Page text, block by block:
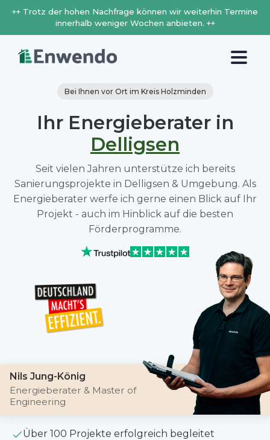
++ Trotz der hohen Nachfrage können wir weiterhin Termine
innerhalb weniger Wochen anbieten. ++
Bei Ihnen vor Ort im Kreis Holzminden
Ihr Energieberater in
Delligsen
Seit vielen Jahren unterstütze ich bereits
Sanierungsprojekte in Delligsen & Umgebung. Als
Energieberater werfe ich gerne einen Blick auf Ihr
Projekt - auch im Hinblick auf die besten
Förderprogramme.
Nils Jung-König
Energieberater & Master of
Engineering
Über 100 Projekte erfolgreich begleitet